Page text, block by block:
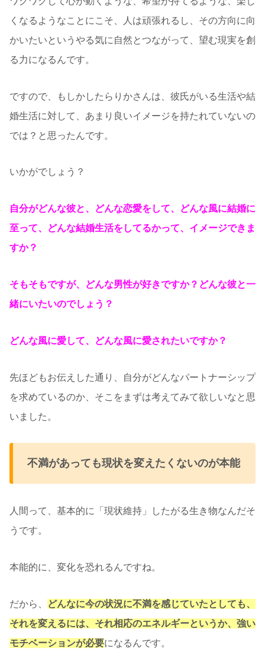
くなるようなことにこそ、人は頑張れるし、その方向に向
かいたいというやる気に自然とつながって、望む現実を創
る力になるんです。
ですので、もしかしたらりかさんは、彼氏がいる生活や結
婚生活に対して、あまり良いイメージを持たれていないの
では？と思ったんです。
いかがでしょう？
自分がどんな彼と、どんな恋愛をして、どんな風に結婚に
至って、どんな結婚生活をしてるかって、イメージできま
すか？
そもそもですが、どんな男性が好きですか？どんな彼と一
緒にいたいのでしょう？
どんな風に愛して、どんな風に愛されたいですか？
先ほどもお伝えした通り、自分がどんなパートナーシップ
を求めているのか、そこをまずは考えてみて欲しいなと思
いました。
不満があっても現状を変えたくないのが本能
人間って、基本的に「現状維持」したがる生き物なんだそ
うです。
本能的に、変化を恐れるんですね。
だから、
どんなに今の状況に不満を感じていたとしても、
それを変えるには、それ相応のエネルギーというか、強い
モチベーションが必要になるんです。